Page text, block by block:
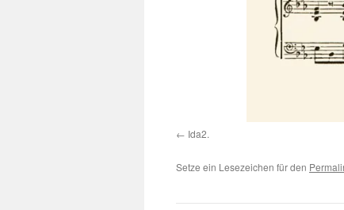
Ida2.
Setze ein Lesezeichen für den